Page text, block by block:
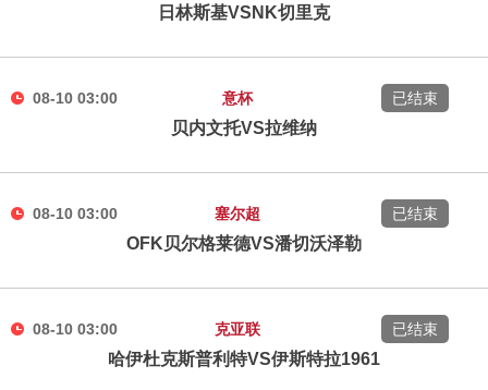
日林斯基VSNK切里克
08-10 03:00 意杯
贝内文托VS拉维纳
已结束
08-10 03:00 塞尔超
OFK贝尔格莱德VS潘切沃泽勒
已结束
08-10 03:00 克亚联
哈伊杜克斯普利特VS伊斯特拉1961
已结束